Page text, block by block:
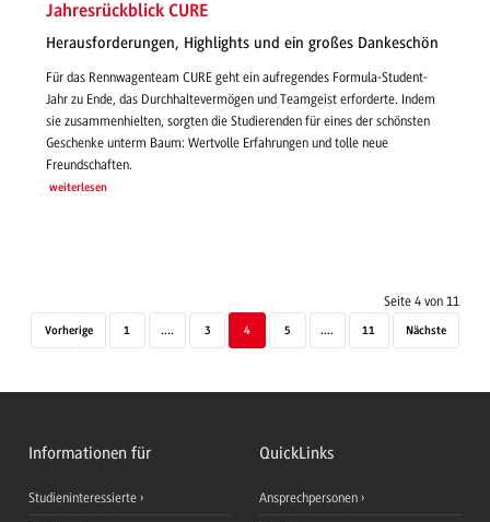
Jahresrückblick CURE
Herausforderungen, Highlights und ein großes Dankeschön
Für das Rennwagenteam CURE geht ein aufregendes Formula-Student-
Jahr zu Ende, das Durchhaltevermögen und Teamgeist erforderte. Indem
sie zusammenhielten, sorgten die Studierenden für eines der schönsten
Geschenke unterm Baum: Wertvolle Erfahrungen und tolle neue
Freundschaften.
weiterlesen
Seite 4 von 11
Vorherige 1 .... 3 4 5 .... 11 Nächste
Informationen für
Studieninteressierte
QuickLinks
Ansprechpersonen